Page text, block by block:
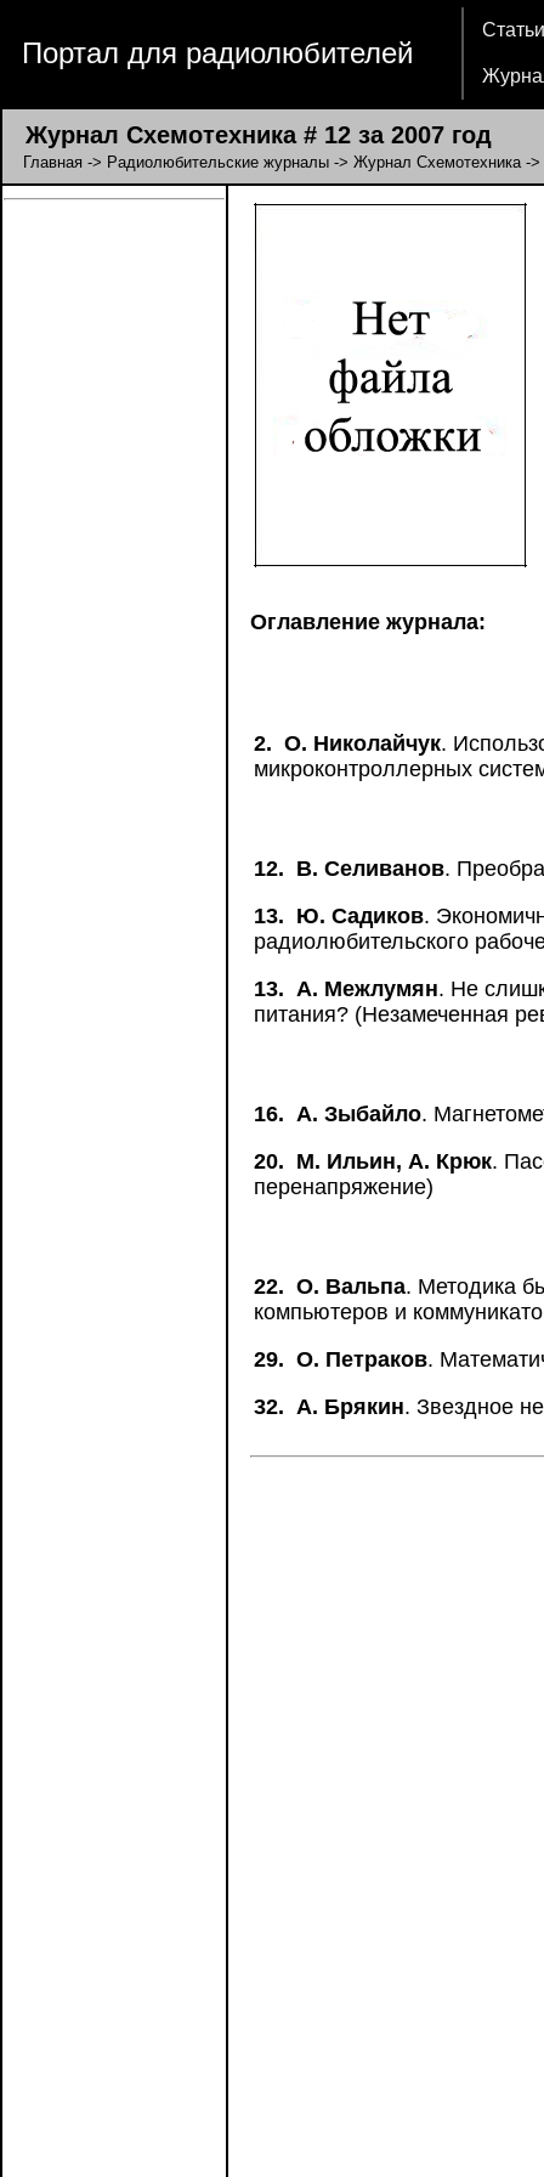
Портал для радиолюбителей
Статьи
Журнал Схемотехника # 12 за 2007 год
Главная -> Радиолюбительские журналы -> Журнал Схемотехника->
Оглавление журнала:
2. О. Николайчук.
микроконтроллерных
12. В. Селиванов.
13. Ю. Садиков.
радиолюбительского
13. А. Межлумян. Не
питания? (Незамеченная
16. А. Зыбайло.
20. М. Ильин, А. Крюк.
перенапряжение)
22. О. Вальпа. Методика
компьютеров и
29. О. Петраков.
32. А. Брякин. Звездное